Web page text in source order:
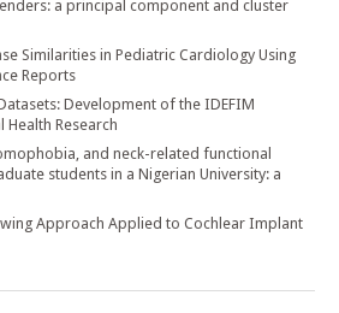
a principal component and cluster
Similarities in Pediatric Cardiology Using
Reports
Development of the IDEFIM
Research
and neck-related functional
students in a Nigerian University: a
Approach Applied to Cochlear Implant